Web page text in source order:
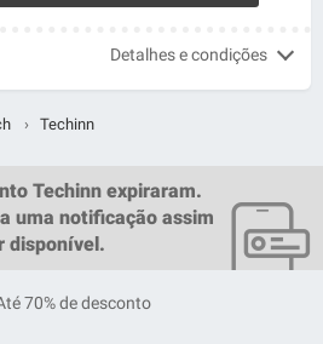
Detalhes e condições
› Techinn
Techinn expiraram.
uma notificação assim
disponível.
70% de desconto